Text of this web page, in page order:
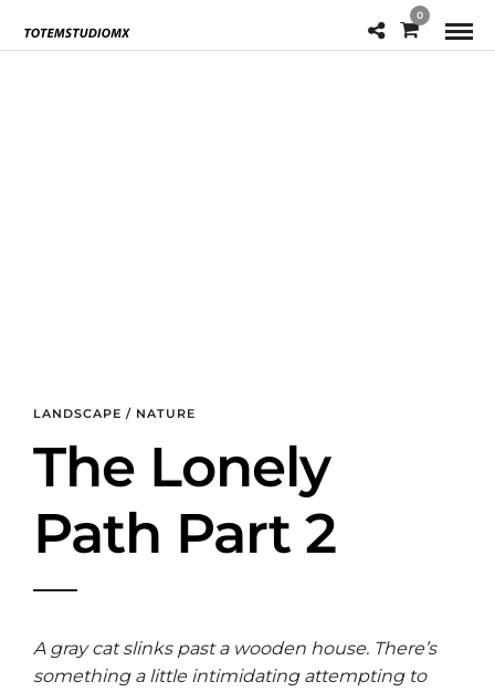
0
LANDSCAPE / NATURE
The Lonely
Path Part 2
A gray cat slinks past a wooden house. There’s
something a little intimidating attempting to